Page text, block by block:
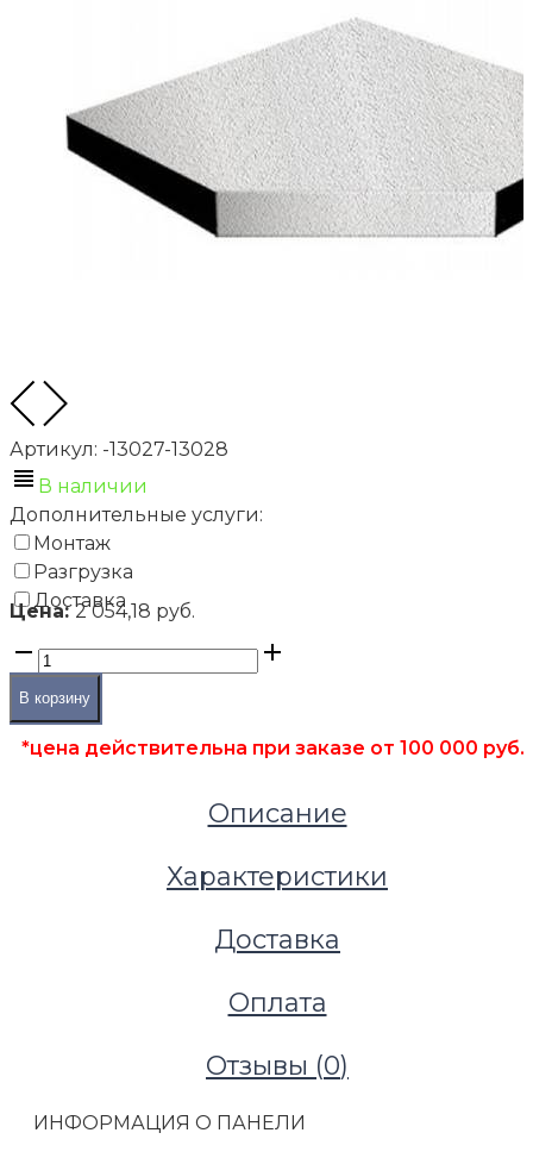
Фальшпол из сульфата кальция
Артикул: -13027-13028
В наличии
Дополнительные услуги:
Монтаж
Разгрузка
Доставка
Цена:2 054,18 руб.
В корзину
*цена действительна при заказе от 100 000 руб.
Описание
Характеристики
Доставка
Оплата
Отзывы (0)
ИНФОРМАЦИЯ О ПАНЕЛИ